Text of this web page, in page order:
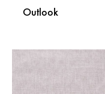
Outlook